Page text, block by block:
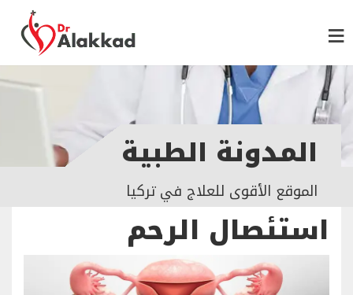
المدونة الطبية
الموقع الأقوى للعلاج في تركيا
استئصال الرحم